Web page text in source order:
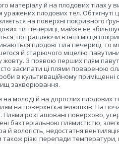
й на плодових тілах у
плодових тел. Обтягнуті
на поверхні покривного
тіл печериці, майже не
потрапляючи в інші місця
плодові тіла печериці, то
й старіючого міцелію
З появою перших плям
засипати ці плями повареною
в культиваційному приміщенні
захворювання.
молоді й на дорослих плодових
на поверхні капелюшків. На
Плями розташовані поверхово,
бактеріальною плямистістю,
недостатня
різкі перепади температури,